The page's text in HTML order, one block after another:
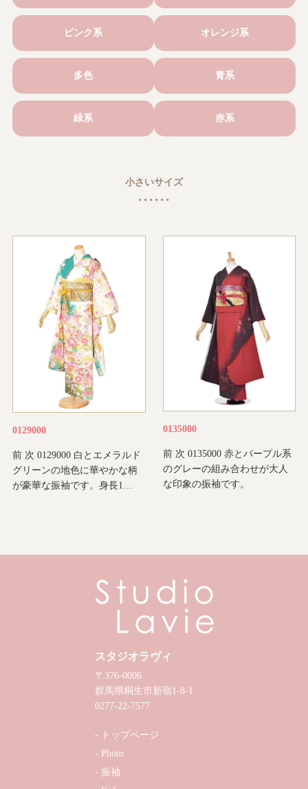
ピンク系 オレンジ系
多色 青系
緑系 赤系
小さいサイズ
0129000
前 次 0129000 白とエメラルド
グリーンの地色に華やかな柄
が豪華な振袖です。身長1…
0135000
前 次 0135000 赤とパープル系
のグレーの組み合わせが大人
な印象の振袖です。
スタジオラヴィ
〒376-0006
群馬県桐生市新宿1-8-1
0277-22-7577
トップページ
Photo
振袖